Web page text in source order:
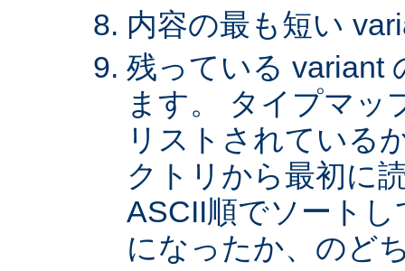
内容の最も短い
残っている variant
ます。 タイプマッ
リストされている
クトリから最初に
ASCII順でソート
になったか、のど